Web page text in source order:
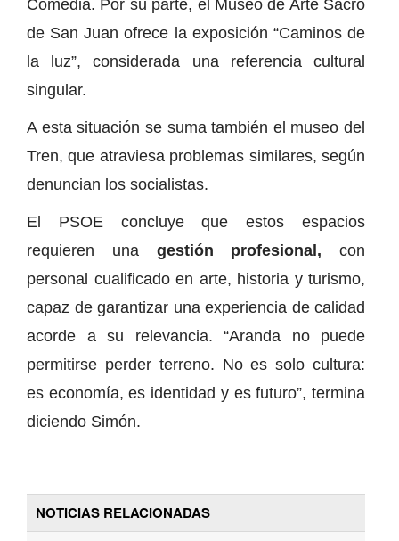
Comedia. Por su parte, el Museo de Arte Sacro
de San Juan ofrece la exposición “Caminos de
la luz”, considerada una referencia cultural
singular.
A esta situación se suma también el museo del
Tren, que atraviesa problemas similares, según
denuncian los socialistas.
El PSOE concluye que estos espacios
requieren una gestión profesional, con
personal cualificado en arte, historia y turismo,
capaz de garantizar una experiencia de calidad
acorde a su relevancia. “Aranda no puede
permitirse perder terreno. No es solo cultura:
es economía, es identidad y es futuro”, termina
diciendo Simón.
NOTICIAS RELACIONADAS